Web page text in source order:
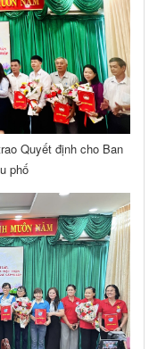
Quyết định cho Ban
phố